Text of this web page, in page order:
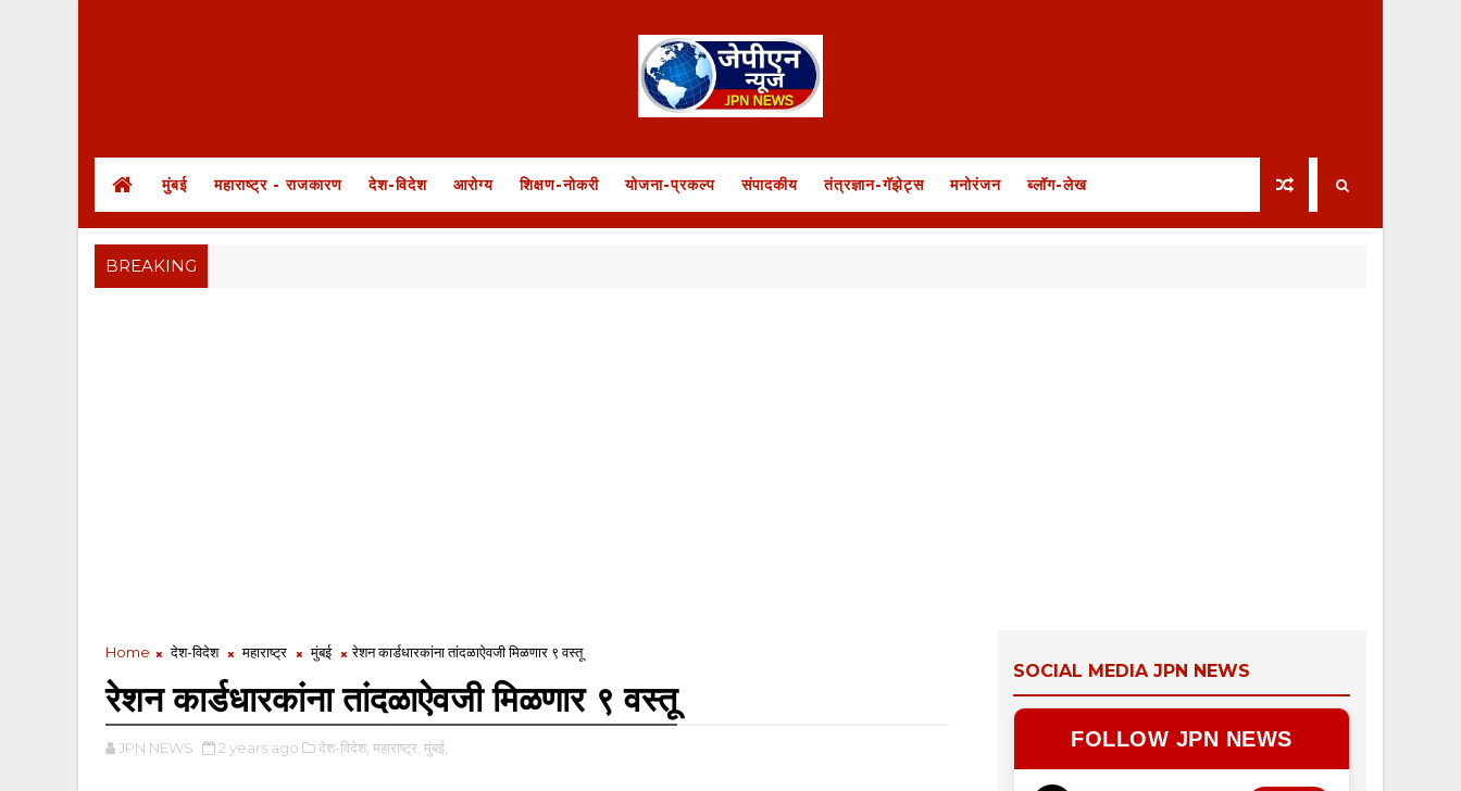
मुंबई महाराष्ट्र - राजकारण देश-विदेश आरोग्य शिक्षण-नोकरी योजना-प्रकल्प संपादकीय तंत्रज्ञान-गॅझेट्स मनोरंजन ब्लॉग-लेख
BREAKING
Home देश-विदेश महाराष्ट्र मुंबई रेशन कार्डधारकांना तांदळाऐवजी मिळणार ९ वस्तू
रेशन कार्डधारकांना तांदळाऐवजी मिळणार ९ वस्तू
JPN NEWS 2 years ago देश-विदेश, महाराष्ट्र, मुंबई,
SOCIAL MEDIA JPN NEWS
FOLLOW JPN NEWS